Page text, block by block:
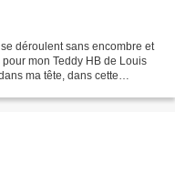
déroulent sans encombre et
mon Teddy HB de Louis
ma tête, dans cette